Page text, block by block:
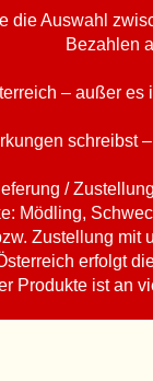
die Auswahl
Bezahlen
– außer
schreibst
/
Mödling,
Zustellung mit
erfolgt
Produkte ist an